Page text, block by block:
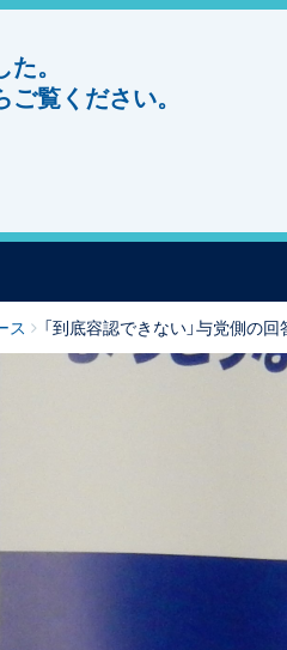
。
覧ください。
ス 「到底容認できない」与党側の